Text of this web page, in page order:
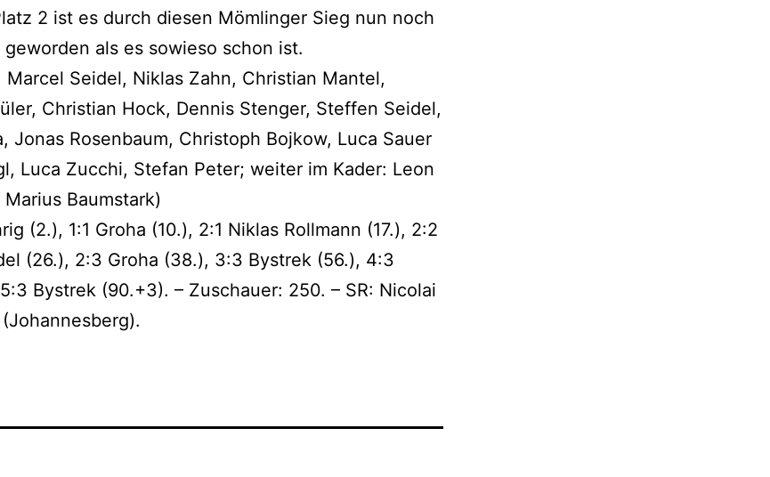
2 ist es durch diesen Mömlinger Sieg nun noch
geworden als es sowieso schon ist.
Seidel, Niklas Zahn, Christian Mantel,
Christian Hock, Dennis Stenger, Steffen Seidel,
Jonas Rosenbaum, Christoph Bojkow, Luca Sauer
Luca Zucchi, Stefan Peter; weiter im Kader: Leon
Baumstark)
(2.), 1:1 Groha (10.), 2:1 Niklas Rollmann (17.), 2:2
(26.), 2:3 Groha (38.), 3:3 Bystrek (56.), 4:3
Bystrek (90.+3). – Zuschauer: 250. – SR: Nicolai